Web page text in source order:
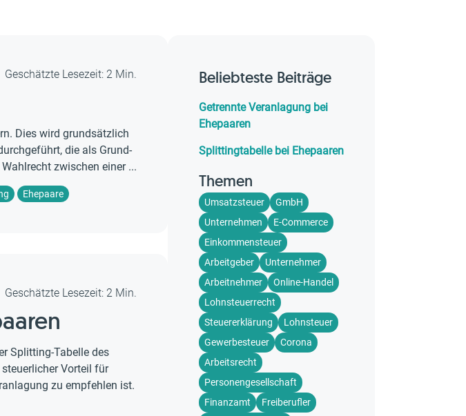
Geschätzte Lesezeit: 2 Min.
Dies wird grundsätzlich
die als Grund-
zwischen einer ...
Ehepaare
Geschätzte Lesezeit: 2 Min.
Splitting-Tabelle des
Vorteil für
zu empfehlen ist.
Beliebteste Beiträge
Getrennte Veranlagung bei
Ehepaaren
Splittingtabelle bei Ehepaaren
Themen
Umsatzsteuer
GmbH
Unternehmen
E-Commerce
Einkommensteuer
Arbeitgeber
Unternehmer
Arbeitnehmer
Online-Handel
Lohnsteuerrecht
Steuererklärung
Lohnsteuer
Gewerbesteuer
Corona
Arbeitsrecht
Personengesellschaft
Finanzamt
Freiberufler